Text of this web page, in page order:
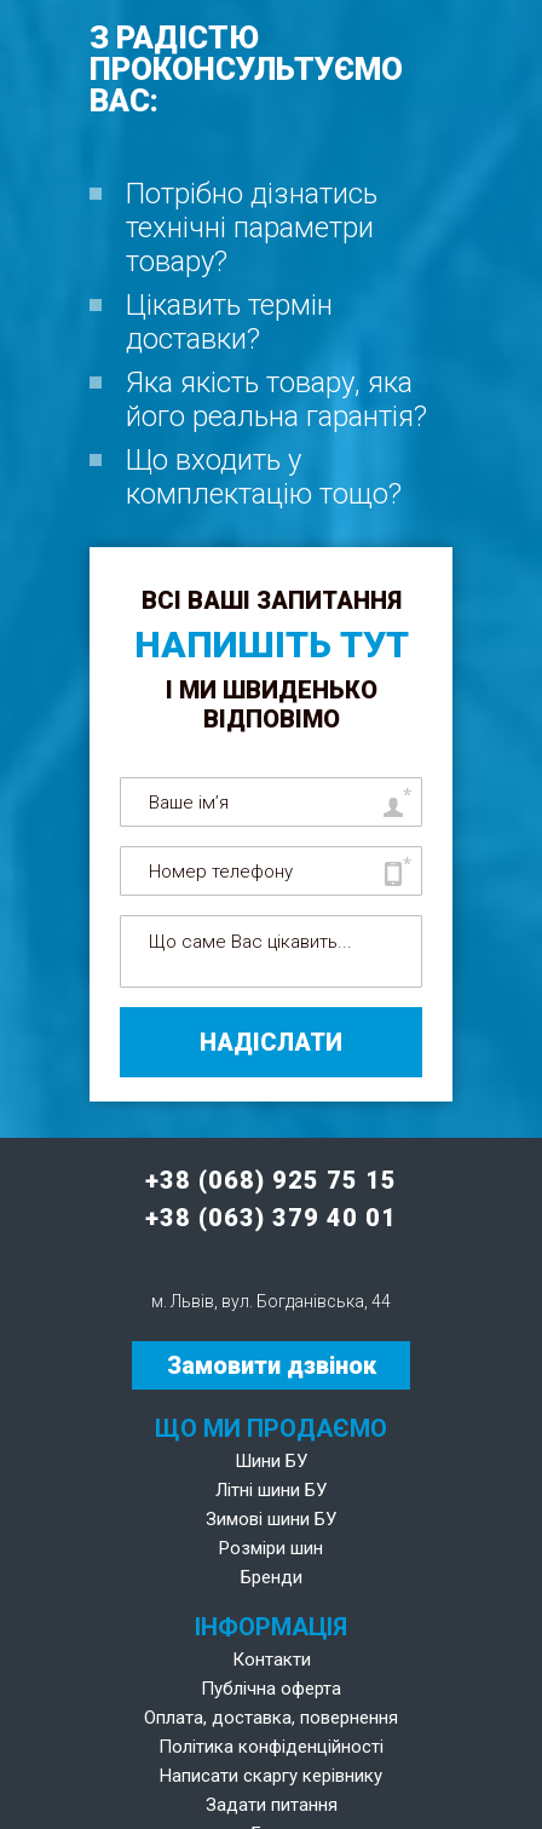
З РАДІСТЮ
ПРОКОНСУЛЬТУЄМО
ВАС:
Потрібно дізнатись
технічні параметри
товару?
Цікавить термін
доставки?
Яка якість товару, яка
його реальна гарантія?
Що входить у
комплектацію тощо?
ВСІ ВАШІ ЗАПИТАННЯ
НАПИШІТЬ ТУТ
І МИ ШВИДЕНЬКО
ВІДПОВІМО
НАДІСЛАТИ
+38 (068) 925 75 15
+38 (063) 379 40 01
м. Львів, вул. Богданівська, 44
Замовити дзвінок
ЩО МИ ПРОДАЄМО
Шини БУ
Літні шини БУ
Зимові шини БУ
Розміри шин
Бренди
ІНФОРМАЦІЯ
Контакти
Публічна оферта
Оплата, доставка, повернення
Політика конфіденційності
Написати скаргу керівнику
Задати питання